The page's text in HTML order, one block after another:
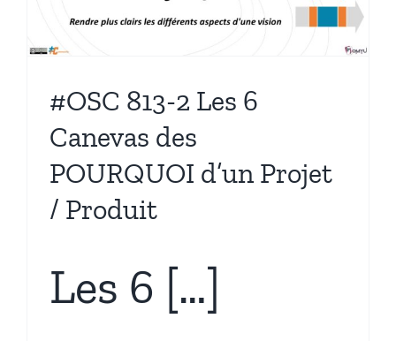
#OSC 813-2 Les 6
Canevas des
POURQUOI d’un Projet
/ Produit
Les 6 […]